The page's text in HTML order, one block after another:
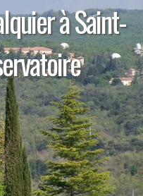
à Saint-